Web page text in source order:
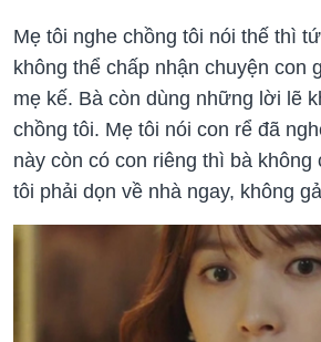
Mẹ tôi nghe chồng tôi nói thế thì
không thể chấp nhận chuyện con
mẹ kế. Bà còn dùng những lời lẽ
chồng tôi. Mẹ tôi nói con rể đã
này còn có con riêng thì bà
tôi phải dọn về nhà ngay, không